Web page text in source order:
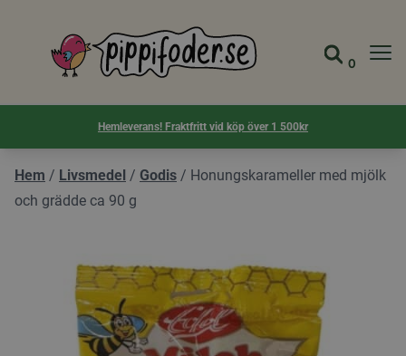
Pippifoder logotyp Gå till
Visa
0
Hemleverans! Fraktfritt vid köp över 1 500kr
Hem / Livsmedel / Godis / Honungskarameller med mjölk
och grädde ca 90 g